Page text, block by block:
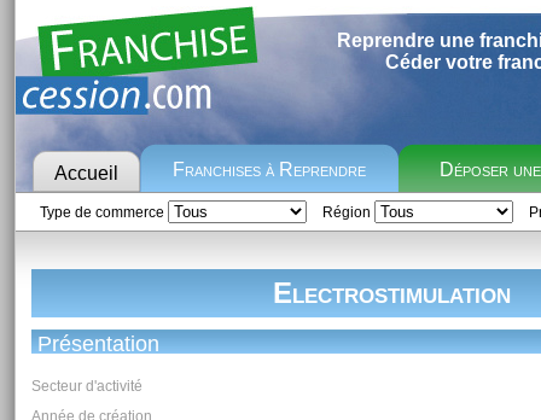
Reprendre une
Céder votre
Accueil Franchises à Reprendre Déposer
Type de commerce Région
Electrostimulation
Présentation
Secteur d'activité